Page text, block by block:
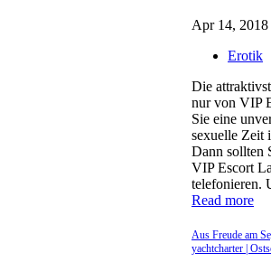
Apr 14, 2018
Erotik
Die
nur von VIP
Sie eine
sexuelle Zeit
Dann sollten
VIP Escort
telefonieren.
Read more
Aus Freude am
yachtcharter |